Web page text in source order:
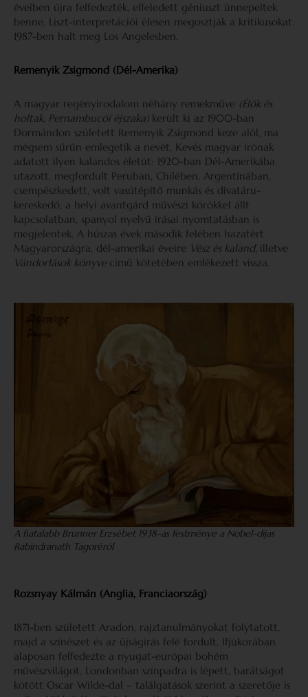
éveiben újra felfedezték, elfeledett géniuszt ünnepeltek
benne. Liszt-interpretációi élesen megosztják a kritiku­sokat.
1987-ben halt meg Los Angelesben.
Remenyik Zsigmond (Dél-Amerika)
A magyar regényirodalom néhány remekműve (Élők és
holtak, Pernambucói éjszaka) került ki az 1900-ban
Dormándon született Remenyik Zsigmond keze alól, ma
mégsem sűrűn emlegetik a nevét. Kevés magyar írónak
adatott ilyen kalandos életút: 1920-ban Dél-Amerikába
utazott, megfordult Peruban, Chilében, Argentínában,
csempészkedett, volt vasútépítő munkás és divatáru-
kereskedő, a helyi avantgárd művészi körökkel állt
kapcsolatban, spanyol nyelvű írásai nyomtatásban is
megjelentek. A húszas évek második felében hazatért
Magyarországra, dél-amerikai éveire Vész és kaland, illetve
Vándorlások könyve című kötetében emlékezett vissza.
A fiatalabb Brunner Erzsébet 1938-as festménye a Nobel-díjas
Rabindranath Tagoréról
Rozsnyay Kálmán (Anglia, Franciaország)
1871-ben született Aradon, rajztanulmányokat folytatott,
majd a színészet és az újságírás felé fordult. Ifjúkorában
alaposan felfedezte a nyugat-európai bohém
művészvilágot, Londonban színpadra is lépett, barátságot
kötött Oscar Wilde-dal – találgatások szerint a szeretője is